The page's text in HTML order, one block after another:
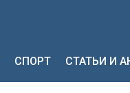
СПОРТ СТАТЬИ И